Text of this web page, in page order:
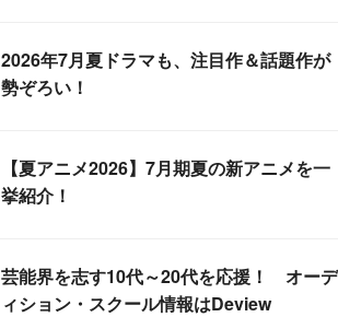
2026年7月夏ドラマも、注目作＆話題作が
勢ぞろい！
【夏アニメ2026】7月期夏の新アニメを一
挙紹介！
芸能界を志す10代～20代を応援！ オーデ
ィション・スクール情報はDeview